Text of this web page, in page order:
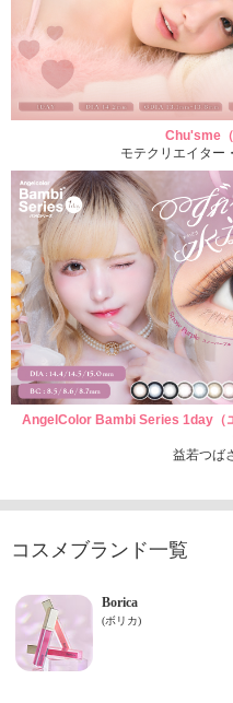
Chu'sme（
モテクリエイター
AngelColor Bambi Series 1day（
益若つば
コスメブランド一覧